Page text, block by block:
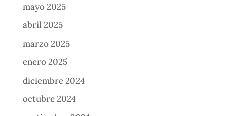
mayo 2025
abril 2025
marzo 2025
enero 2025
diciembre 2024
octubre 2024